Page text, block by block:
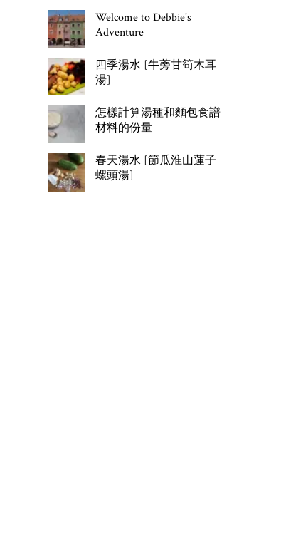
Welcome to Debbie's
Adventure
四季湯水 [牛蒡甘筍木耳
湯]
怎樣計算湯種和麵包食譜
材料的份量
春天湯水 [節瓜淮山蓮子
螺頭湯]